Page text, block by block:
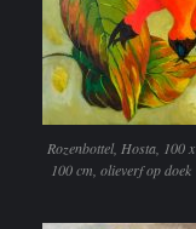
Rozenbottel, Hosta, 100 x
100 cm, olieverf op doek